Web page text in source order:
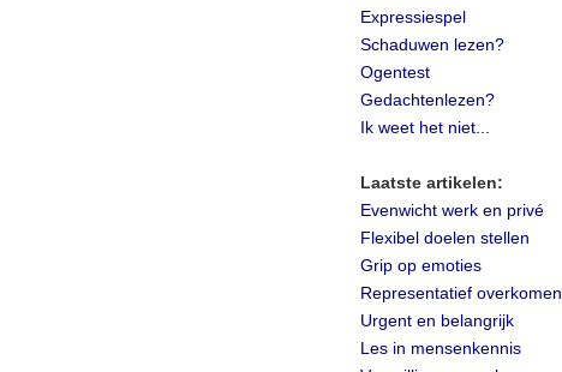
Expressiespel
Schaduwen lezen?
Ogentest
Gedachtenlezen?
Ik weet het niet...
Laatste artikelen:
Evenwicht werk en privé
Flexibel doelen stellen
Grip op emoties
Representatief overkomen
Urgent en belangrijk
Les in mensenkennis